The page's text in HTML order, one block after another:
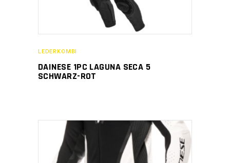
LEDERKOMBI
DAINESE 1PC LAGUNA SECA 5
SCHWARZ-ROT